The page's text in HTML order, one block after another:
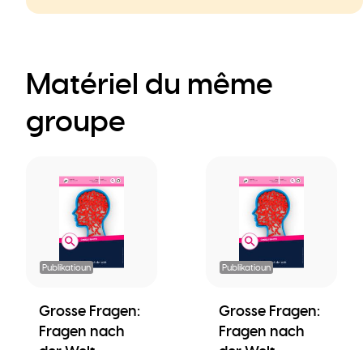
Matériel du même
groupe
Publikatioun
Grosse Fragen:
Fragen nach
Publikatioun
Grosse Fragen:
Fragen nach